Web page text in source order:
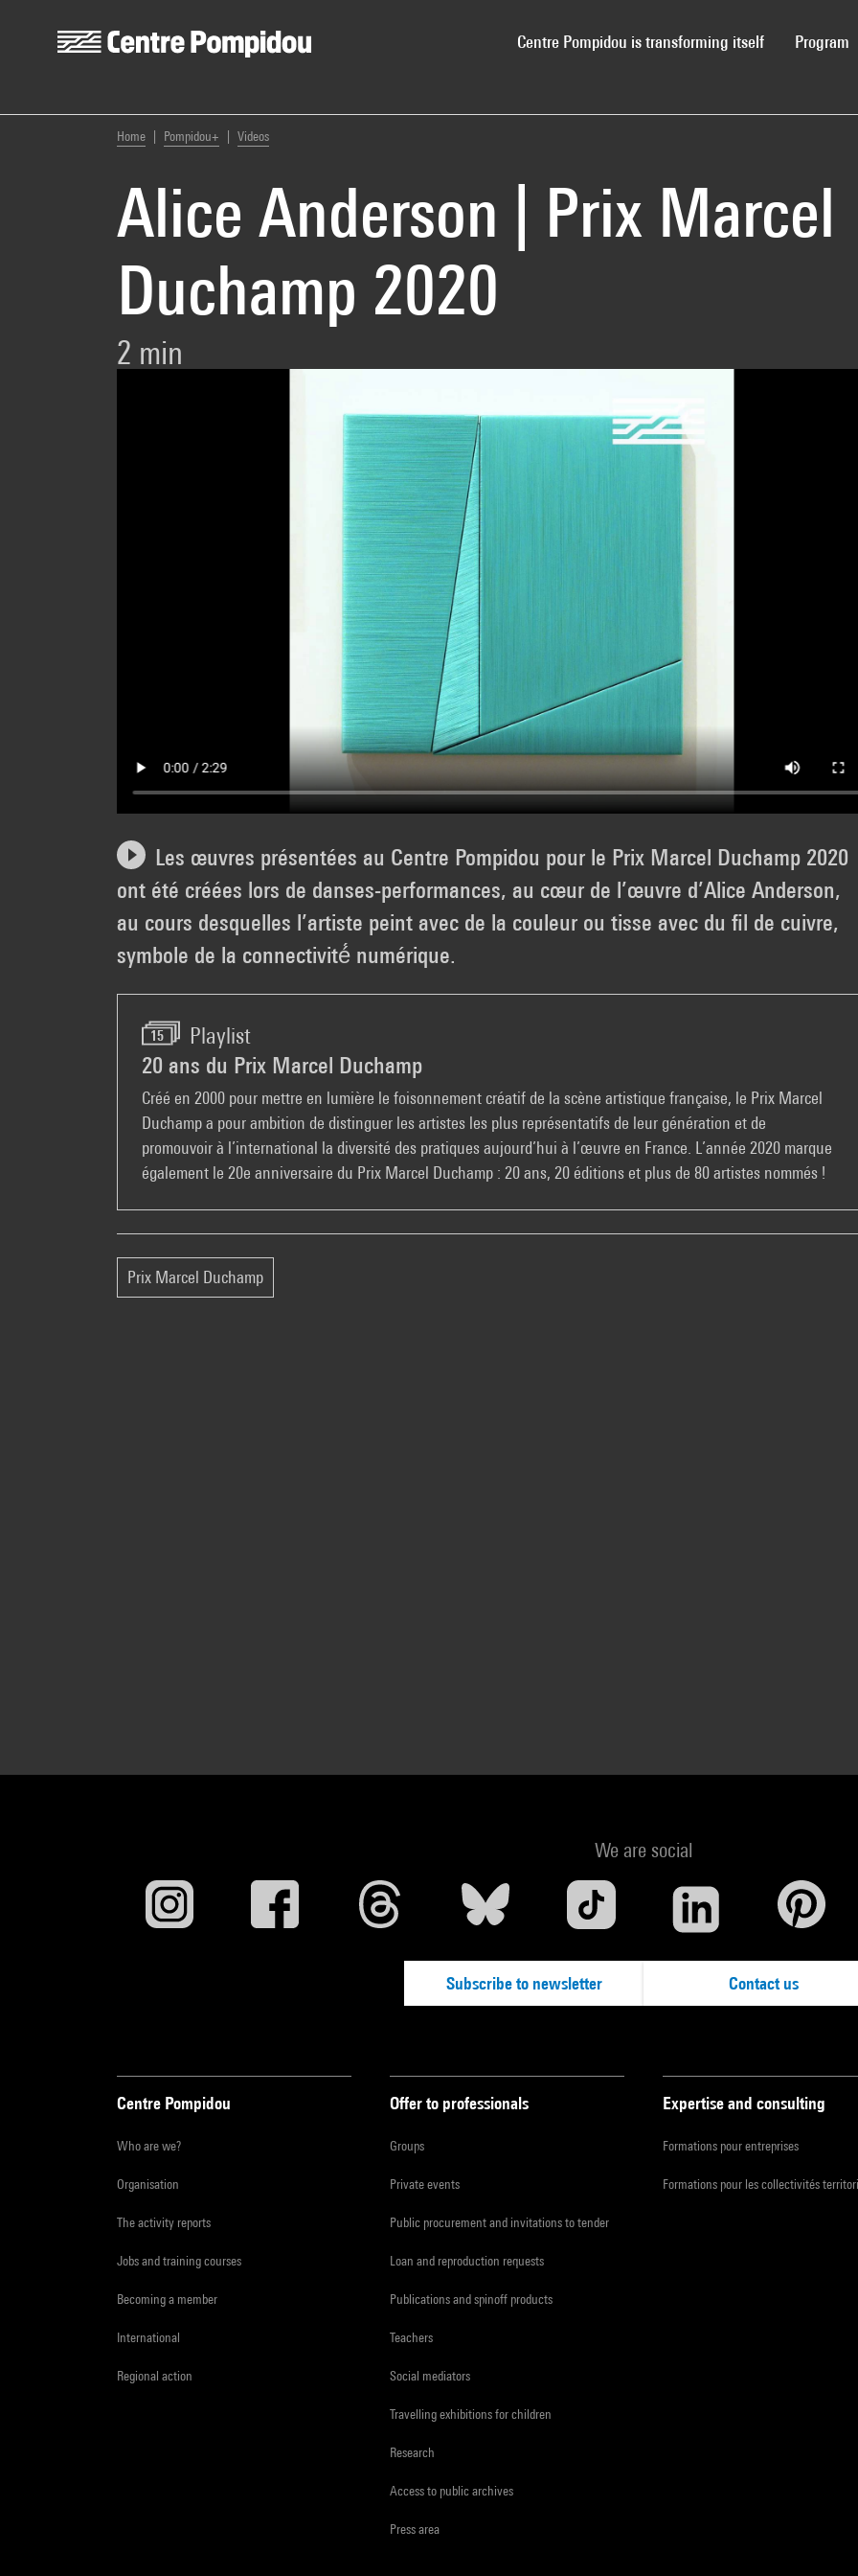
Centre Pompidou is transforming itself(current)Program
You are here:
Home Pompidou+ Videos
Alice Anderson | Prix Marcel
Duchamp 2020
2 min
Les œuvres présentées au Centre Pompidou pour le Prix Marcel Duchamp 2020
ont été créées lors de danses-performances, au cœur de l’œuvre d’Alice Anderson,
au cours desquelles l’artiste peint avec de la couleur ou tisse avec du fil de cuivre,
symbole de la connectivité́ numérique.
15
Playlist
20 ans du Prix Marcel Duchamp
Créé en 2000 pour mettre en lumière le foisonnement créatif de la scène artistique française, le Prix Marcel
Duchamp a pour ambition de distinguer les artistes les plus représentatifs de leur génération et de
promouvoir à l’international la diversité des pratiques aujourd’hui à l’œuvre en France. L’année 2020 marque
également le 20e anniversaire du Prix Marcel Duchamp : 20 ans, 20 éditions et plus de 80 artistes nommés !
Prix Marcel Duchamp
We are social
Subscribe to newsletter Contact us
Centre Pompidou
Who are we?
Organisation
The activity reports
Jobs and training courses
Becoming a member
International
Regional action
Offer to professionals
Groups
Private events
Public procurement and invitations to tender
Loan and reproduction requests
Publications and spinoff products
Teachers
Social mediators
Travelling exhibitions for children
Research
Access to public archives
Press area
Expertise and consulting
Formations pour entreprises
Formations pour les collectivités